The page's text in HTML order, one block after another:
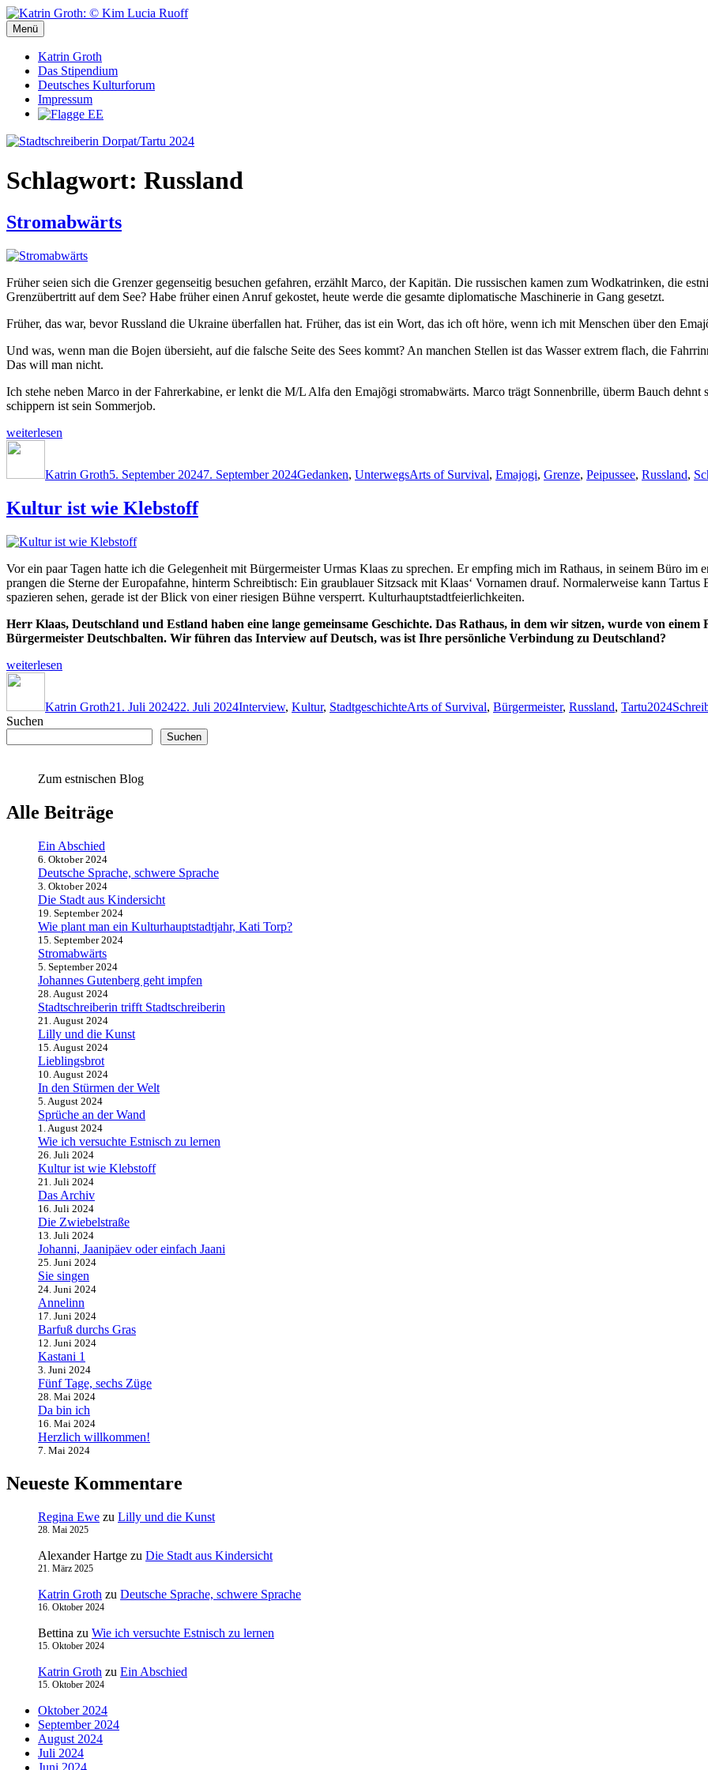
Zum
Inhalt
springen
Stadtschreiberin Dorpat/Tartu 2024
Stadtschreiberin Dorpat/Tartu 2024
Menü
Katrin Groth
Das Stipendium
Deutsches Kulturforum
Impressum
Schlagwort: Russland
Stromabwärts
Früher seien sich die Grenzer gegenseitig besuchen gefahren, erzählt Marco, der Kapitän. Die russischen kamen zum Wodkatrinken, die
Grenzübertritt auf dem See? Habe früher einen Anruf gekostet, heute werde die gesamte diplomatische Maschinerie in Gang gesetzt.
Früher, das war, bevor Russland die Ukraine überfallen hat. Früher, das ist ein Wort, das ich oft höre, wenn ich mit Menschen über den
Und was, wenn man die Bojen übersieht, auf die falsche Seite des Sees kommt? An manchen Stellen ist das Wasser extrem flach, die
Das will man nicht.
Ich stehe neben Marco in der Fahrerkabine, er lenkt die M/L Alfa den Emajõgi stromabwärts. Marco trägt Sonnenbrille, überm Bauch
schippern ist sein Sommerjob.
„Stromabwärts“
weiterlesen
Katrin Groth5. September 20247. September 2024Gedanken, UnterwegsArts of Survival, Emajogi, Grenze, Peipussee, Russland,
Kultur ist wie Klebstoff
Vor ein paar Tagen hatte ich die Gelegenheit mit Bürgermeister Urmas Klaas zu sprechen. Er empfing mich im Rathaus, in seinem Büro im
prangen die Sterne der Europafahne, hinterm Schreibtisch: Ein graublauer Sitzsack mit Klaas‘ Vornamen drauf. Normalerweise kann
spazieren sehen, gerade ist der Blick von einer riesigen Bühne versperrt. Kulturhauptstadtfeierlichkeiten.
Herr Klaas, Deutschland und Estland haben eine lange gemeinsame Geschichte. Das Rathaus, in dem wir sitzen, wurde von
Bürgermeister Deutschbalten. Wir führen das Interview auf Deutsch, was ist Ihre persönliche Verbindung zu Deutschland?
„Kultur
ist
Klebstoff“
weiterlesen
Katrin Groth21. Juli 202422. Juli 2024Interview, Kultur, StadtgeschichteArts of Survival, Bürgermeister, Russland, Tartu2024
Suchen
Suchen
Zum estnischen Blog
Alle Beiträge
Ein Abschied
6. Oktober 2024
Deutsche Sprache, schwere Sprache
3. Oktober 2024
Die Stadt aus Kindersicht
19. September 2024
Wie plant man ein Kulturhauptstadtjahr, Kati Torp?
15. September 2024
Stromabwärts
5. September 2024
Johannes Gutenberg geht impfen
28. August 2024
Stadtschreiberin trifft Stadtschreiberin
21. August 2024
Lilly und die Kunst
15. August 2024
Lieblingsbrot
10. August 2024
In den Stürmen der Welt
5. August 2024
Sprüche an der Wand
1. August 2024
Wie ich versuchte Estnisch zu lernen
26. Juli 2024
Kultur ist wie Klebstoff
21. Juli 2024
Das Archiv
16. Juli 2024
Die Zwiebelstraße
13. Juli 2024
Johanni, Jaanipäev oder einfach Jaani
25. Juni 2024
Sie singen
24. Juni 2024
Annelinn
17. Juni 2024
Barfuß durchs Gras
12. Juni 2024
Kastani 1
3. Juni 2024
Fünf Tage, sechs Züge
28. Mai 2024
Da bin ich
16. Mai 2024
Herzlich willkommen!
7. Mai 2024
Neueste Kommentare
Regina Ewe zu Lilly und die Kunst
28. Mai 2025
Alexander Hartge zu Die Stadt aus Kindersicht
21. März 2025
Katrin Groth zu Deutsche Sprache, schwere Sprache
16. Oktober 2024
Bettina zu Wie ich versuchte Estnisch zu lernen
15. Oktober 2024
Katrin Groth zu Ein Abschied
15. Oktober 2024
Oktober 2024
September 2024
August 2024
Juli 2024
Juni 2024